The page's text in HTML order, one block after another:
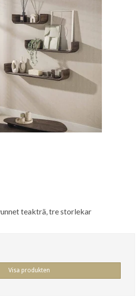
teakträ, tre storlekar
Visa produkten